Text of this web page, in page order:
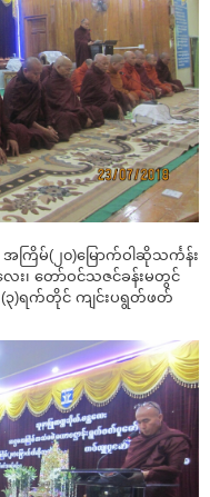
ြိမ်(၂၀)မြောက်ဝါဆိုသင်္ကန်း
း၊ တော်ဝင်သဇင်ခန်းမတွင်
(၃)ရက်တိုင် ကျင်းပရွတ်ဖတ်